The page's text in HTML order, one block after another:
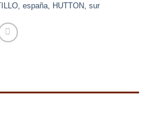
, españa, HUTTON, sur